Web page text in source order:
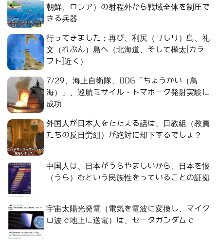
朝鮮、ロシア）の射程外から戦域全体を制圧で
きる兵器
行ってきました：再び、利尻（りしり）島、礼
文（れぶん）島へ（北海道、そして樺太[カラ
フト]近く）
7/29、海上自衛隊、DDG「ちょうかい（鳥
海）」、巡航ミサイル・トマホーク発射実験に
成功
外国人が日本人をたたえる話は、日教組（教員
たちの反日労組）が絶対に却下するでしょ？
中国人は、日本がうらやましいから、日本を恨
（うら）むという民族性をっていることの証拠
宇宙太陽光発電（電気を電波に変換し、マイク
ロ波で地上に送電）は、ゼータガンダムで